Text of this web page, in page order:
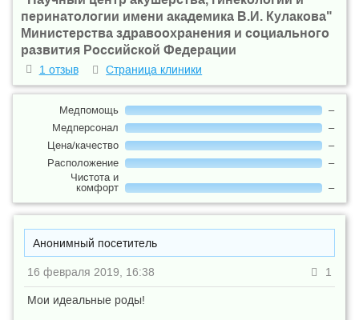
перинатологии имени академика В.И. Кулакова"
Министерства здравоохранения и социального
развития Российской Федерации
1 отзыв Страница клиники
Медпомощь
–
Медперсонал
–
Цена/качество
–
Расположение
–
Чистота и
комфорт
–
Анонимный посетитель
1
16 февраля 2019, 16:38
Мои идеальные роды!